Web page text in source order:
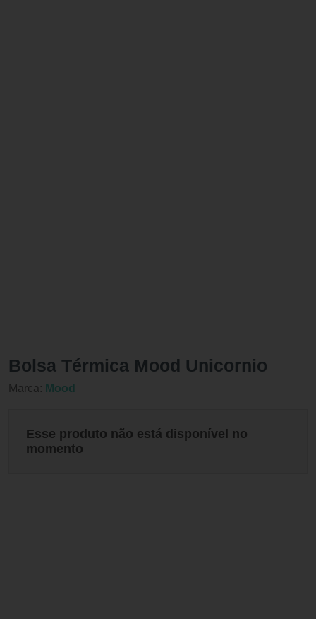
Bolsa Térmica Mood Unicornio
Marca: Mood
Esse produto não está disponível no
momento